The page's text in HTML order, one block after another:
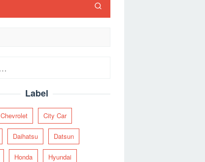
Label
Chevrolet City Car
Daihatsu Datsun
Honda Hyundai